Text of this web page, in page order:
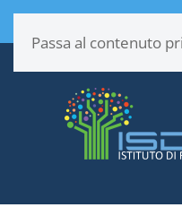
Passa al contenuto
CONTENUTI